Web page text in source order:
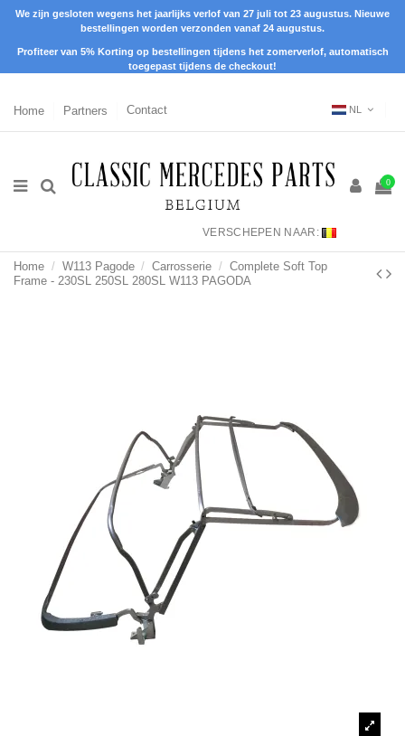
We zijn gesloten wegens het jaarlijks verlof van 27 juli tot 23 augustus. Nieuwe
bestellingen worden verzonden vanaf 24 augustus.
Profiteer van 5% Korting op bestellingen tijdens het zomerverlof, automatisch
toegepast tijdens de checkout!
Home Partners Contact NL
0
VERSCHEPEN NAAR:
Home W113 Pagode Carrosserie
Complete Soft Top
Frame - 230SL 250SL 280SL W113 PAGODA